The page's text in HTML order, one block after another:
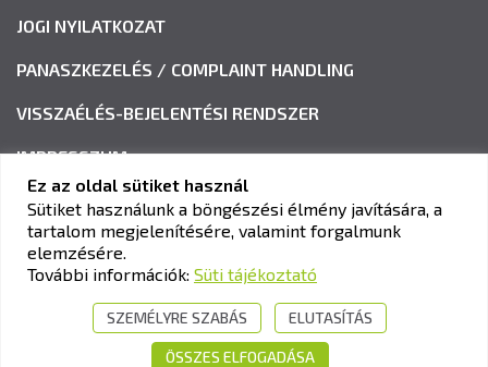
JOGI NYILATKOZAT
PANASZKEZELÉS / COMPLAINT HANDLING
VISSZAÉLÉS-BEJELENTÉSI RENDSZER
IMPRESSZUM
KAV KÖZLEKEDÉSI ALKALMASSÁGI ÉS VIZSGAKÖZPONT
Cím:1033 Budapest, Polgár utca 8-10.
+36-1-510-0101
info@kavk.hu
Ez az oldal sütiket használ
Sütiket használunk a böngészési élmény javítására, a
tartalom megjelenítésére, valamint forgalmunk
elemzésére.
További információk: Süti tájékoztató
SZEMÉLYRE SZABÁS ELUTASÍTÁS
ÖSSZES ELFOGADÁSA